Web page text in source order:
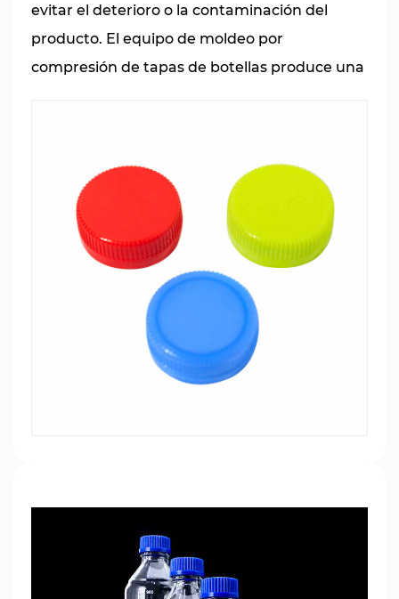
evitar el deterioro o la contaminación del
producto. El equipo de moldeo por
compresión de tapas de botellas produce una
garantiza que cada tapa de botella se ajuste a
la boca del contenedor de manera uniforme y
ajustada, aislando efectivamente el impacto
del ambiente externo en el producto. El
equipo de moldeo por compresión de tapas
de botellas desempeña un papel
indispensable en la industria química diaria,
no solo garantizando la calidad y seguridad de